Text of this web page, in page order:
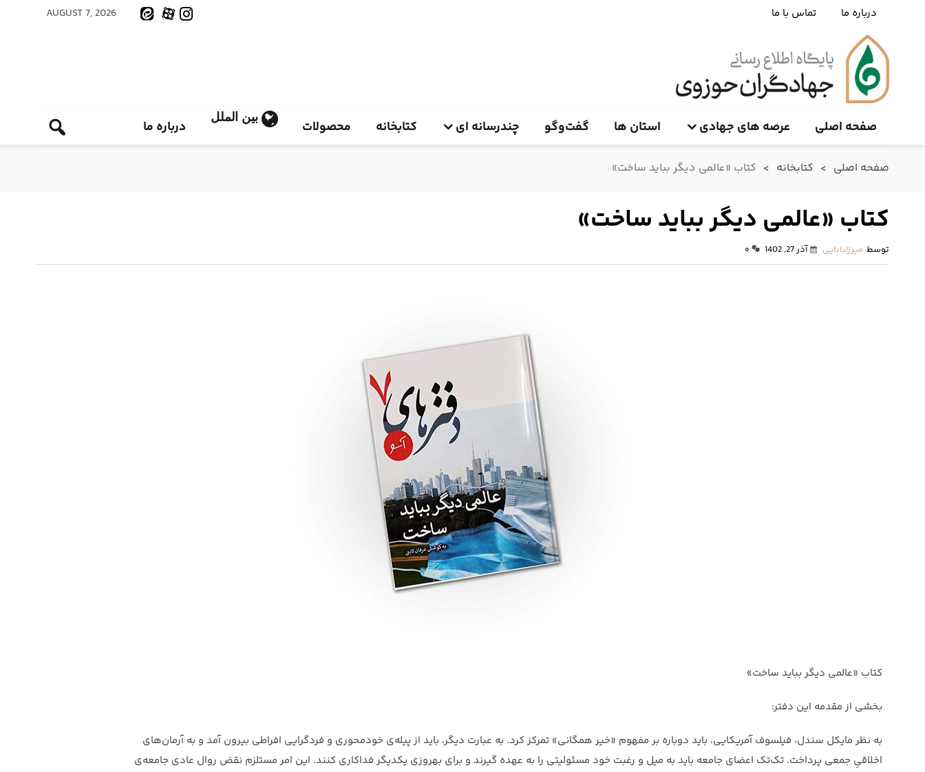
درباره ما تماس با ما AUGUST 7, 2026
صفحه اصلی عرصه های جهادی استان ها گفت‌وگو چندرسانه ای کتابخانه محصولات
بین الملل
درباره ما
صفحه اصلی > کتابخانه > کتاب «عالمی دیگر بباید ساخت»
کتاب «عالمی دیگر بباید ساخت»
توسط میرزابابایی آذر 27, 1402 ۰
کتاب «عالمی دیگر بباید ساخت»
بخشی از مقدمه این دفتر:
به نظر مایکل سندل، فیلسوف آمریکایی، باید دوباره بر مفهوم «خیر همگانی» تمرکز کرد. به عبارت دیگر، باید از پیله‌ی خودمحوری و فردگرایی افراطی بیرون آمد و به آرمان‌های
اخلاقیِ جمعی پرداخت. تک‌تک اعضای جامعه باید به میل و رغبت خود مسئولیتی را به عهده گیرند و برای بهروزی یکدیگر فداکاری کنند. این امر مستلزم نقض روال عادی جامعه‌ی